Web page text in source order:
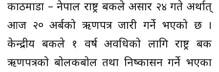
काठमाडौं – नेपाल राष्ट्र बैंकले असार २४ गते अर्थात्
आज २० अर्बको ऋणपत्र जारी गर्ने भएको छ ।
केन्द्रीय बैंकले १ वर्ष अवधिको लागि राष्ट्र बैंक
ऋणपत्रको बोलकबोल तथा निष्कासन गर्ने भएका